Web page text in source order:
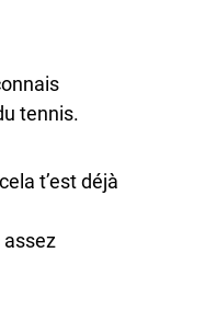
tennis.
t’est déjà
assez